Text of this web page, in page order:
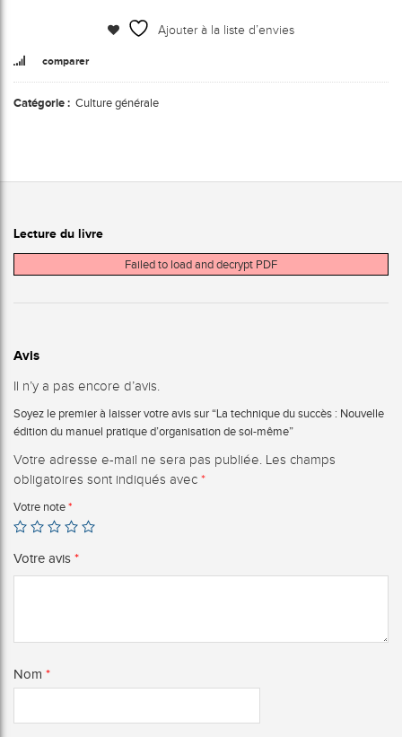
Ajouter à la liste d’envies
comparer
Catégorie : Culture générale
Lecture du livre
Failed to load and decrypt PDF
Avis
Il n’y a pas encore d’avis.
Soyez le premier à laisser votre avis sur “La technique du succès : Nouvelle
édition du manuel pratique d’organisation de soi-même”
Votre adresse e-mail ne sera pas publiée. Les champs
obligatoires sont indiqués avec *
Votre note *
Votre avis *
Nom *